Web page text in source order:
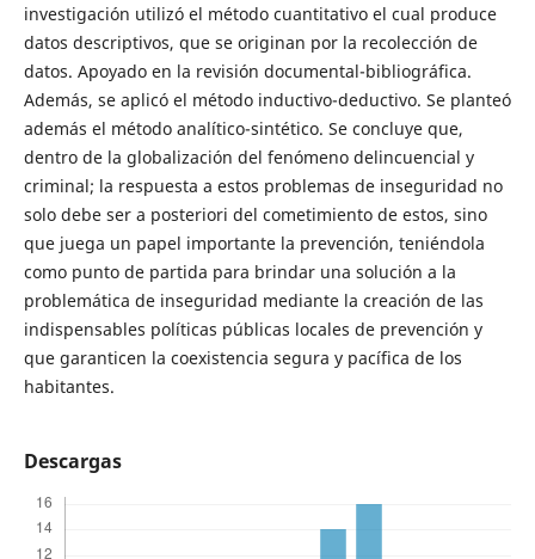
investigación utilizó el método cuantitativo el cual produce
datos descriptivos, que se originan por la recolección de
datos. Apoyado en la revisión documental-bibliográfica.
Además, se aplicó el método inductivo-deductivo. Se planteó
además el método analítico-sintético. Se concluye que,
dentro de la globalización del fenómeno delincuencial y
criminal; la respuesta a estos problemas de inseguridad no
solo debe ser a posteriori del cometimiento de estos, sino
que juega un papel importante la prevención, teniéndola
como punto de partida para brindar una solución a la
problemática de inseguridad mediante la creación de las
indispensables políticas públicas locales de prevención y
que garanticen la coexistencia segura y pacífica de los
habitantes.
Descargas